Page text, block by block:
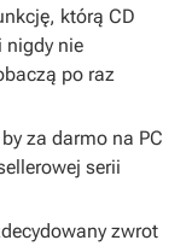
którą CD
nigdy nie
po raz
za darmo na PC
serii
zwrot